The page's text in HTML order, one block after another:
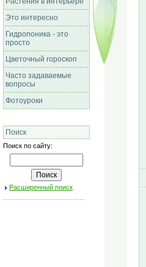
Это интересно
Гидропоника - это
просто
Цветочный гороскоп
Часто задаваемые
вопросы
Фотоуроки
Поиск
Поиск по сайту:
Расширенный поиск